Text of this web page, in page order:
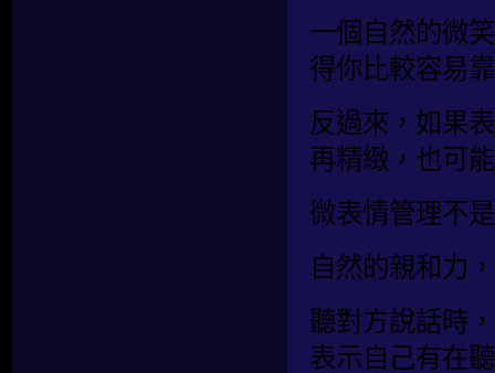
一個自然的微
得你比較容易
反過來，如果
再精緻，也可
微表情管理不
自然的親和力
聽對方說話時
表示自己有在